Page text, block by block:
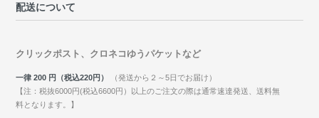
配送について
クリックポスト、クロネコゆうパケットなど
一律 200 円（税込220円）
（発送から２～5日でお届け）
【注：税抜6000円(税込6600円）以上のご注文の際は通常速達発送、送料無
料となります。】